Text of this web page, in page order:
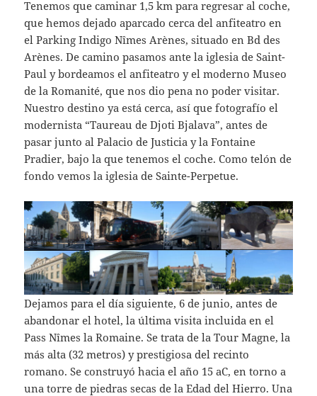
Tenemos que caminar 1,5 km para regresar al coche,
que hemos dejado aparcado cerca del anfiteatro en
el Parking Indigo Nîmes Arènes, situado en Bd des
Arènes. De camino pasamos ante la iglesia de Saint-
Paul y bordeamos el anfiteatro y el moderno Museo
de la Romanité, que nos dio pena no poder visitar.
Nuestro destino ya está cerca, así que fotografío el
modernista “Taureau de Djoti Bjalava”, antes de
pasar junto al Palacio de Justicia y la Fontaine
Pradier, bajo la que tenemos el coche. Como telón de
fondo vemos la iglesia de Sainte-Perpetue.
Dejamos para el día siguiente, 6 de junio, antes de
abandonar el hotel, la última visita incluida en el
Pass Nîmes la Romaine. Se trata de la Tour Magne, la
más alta (32 metros) y prestigiosa del recinto
romano. Se construyó hacia el año 15 aC, en torno a
una torre de piedras secas de la Edad del Hierro. Una